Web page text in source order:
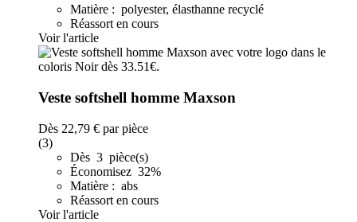
Matière : polyester, élasthanne recyclé
Réassort en cours
Voir l'article
Veste softshell homme Maxson
Dès 22,79 € par pièce
(3)
Dès 3 pièce(s)
Économisez 32%
Matière : abs
Réassort en cours
Voir l'article